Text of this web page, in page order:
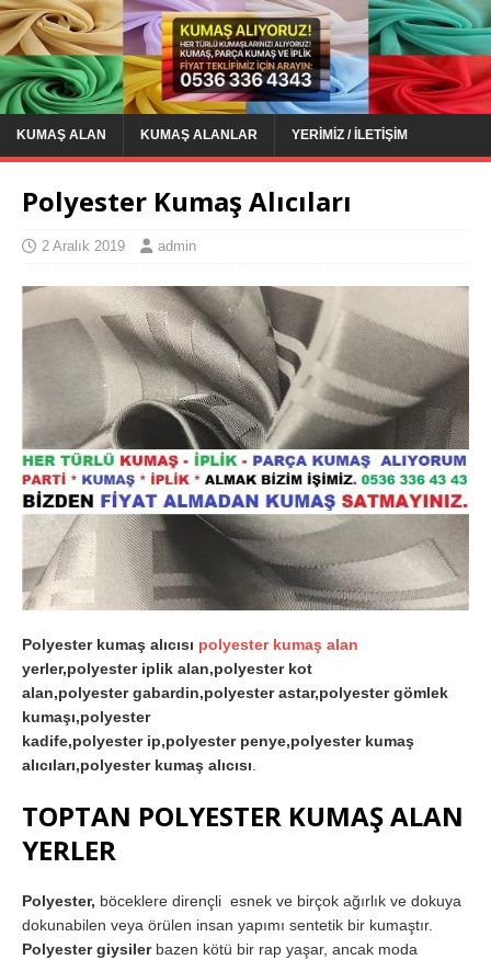
KUMAŞ ALAN KUMAŞ ALANLAR YERIMIZ / İLETIŞIM
Polyester Kumaş Alıcıları
2 Aralık 2019 admin
Polyester kumaş alıcısı polyester kumaş alan
yerler,polyester iplik alan,polyester kot
alan,polyester gabardin,polyester astar,polyester gömlek
kumaşı,polyester
kadife,polyester ip,polyester penye,polyester kumaş
alıcıları,polyester kumaş alıcısı
TOPTAN POLYESTER KUMAŞ ALAN
YERLER
Polyester, böceklere dirençli esnek ve birçok ağırlık ve dokuya
dokunabilen veya örülen insan yapımı sentetik bir kumaştır.
Polyester giysilerbazen kötü bir rap yaşar, ancak moda